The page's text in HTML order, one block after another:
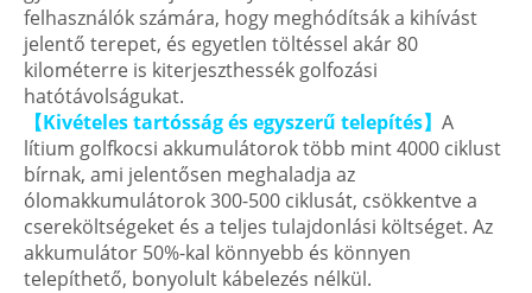
felhasználók számára, hogy meghódítsák a kihívást
jelentő terepet, és egyetlen töltéssel akár 80
kilométerre is kiterjeszthessék golfozási
hatótávolságukat.
【Kivételes tartósság és egyszerű telepítés】 A
lítium golfkocsi akkumulátorok több mint 4000 ciklust
bírnak, ami jelentősen meghaladja az
ólomakkumulátorok 300-500 ciklusát, csökkentve a
csereköltségeket és a teljes tulajdonlási költséget. Az
akkumulátor 50%-kal könnyebb és könnyen
telepíthető, bonyolult kábelezés nélkül.